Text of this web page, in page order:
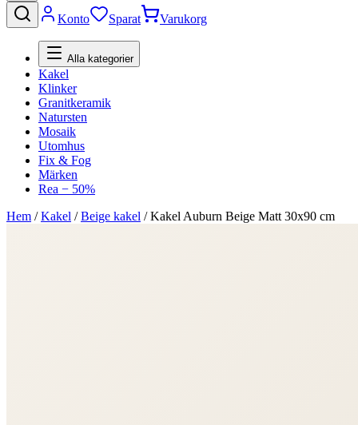
Konto Sparat Varukorg
Alla kategorier
Kakel
Klinker
Granitkeramik
Natursten
Mosaik
Utomhus
Fix & Fog
Märken
Rea − 50%
Hem /Kakel /Beige kakel /Kakel Auburn Beige Matt 30x90 cm